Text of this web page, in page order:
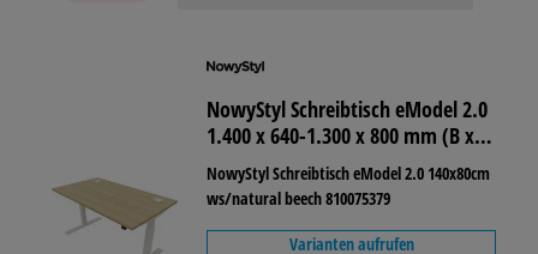
NowyStyl Schreibtisch eModel 2.0
1.400 x 640-1.300 x 800 mm (B x H
x T) pure white
NowyStyl Schreibtisch eModel 2.0 140x80cm
ws/natural beech 810075379
Varianten aufrufen